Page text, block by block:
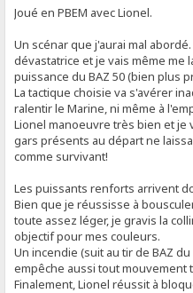
Joué en PBEM avec Lionel.
Un scénar que j'aurai mal
dévastatrice et je vais même me
puissance du BAZ 50 (bien plus
La tactique choisie va s'avérer
ralentir le Marine, ni même à
Lionel manoeuvre très bien et je
gars présents au départ ne
comme survivant!
Les puissants renforts arrivent
Bien que je réussisse à
toute assez léger, je gravis la
objectif pour mes couleurs.
Un incendie (suit au tir de BAZ
empêche aussi tout mouvement
Finalement, Lionel réussit à